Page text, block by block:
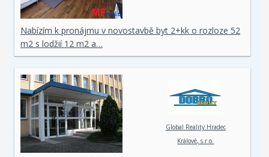
Nabízím k pronájmu v novostavbě byt 2+kk o rozloze 52
m2 s lodžií 12 m2 a…
Global Reality Hradec
Králové, s.r.o.